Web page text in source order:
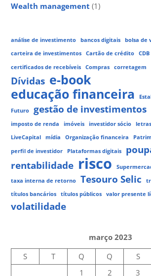
Wealth management (1)
análise de investimento bancos digitais bolsa de
carteira de investimentos
Cartão de crédito
CDB
certificados de recebíveis
Compras corretagem
Dívidas e-book
educação financeira
Futuro gestão de investimentos
imposto de renda imóveis investidor sócio
LiveCapital
mídia Organização financeira
perfil de investidor
Plataformas digitais
rentabilidade risco
taxa interna de retorno
Tesouro Selic
títulos bancários
títulos públicos valor presente
volatilidade
março 2023
S
T Q Q S
1
2 3